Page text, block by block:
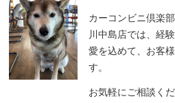
カーコンビニ倶楽
川中島店では、経
愛を込めて、お客
す。
お気軽にご相談く